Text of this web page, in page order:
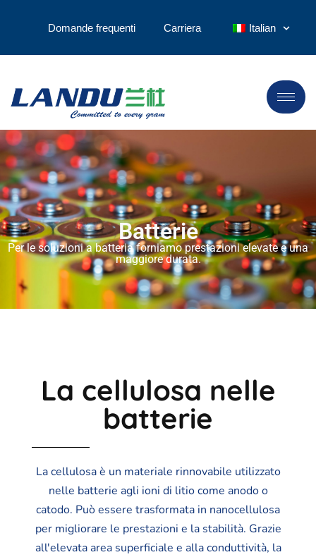
Domande frequenti Carriera Italian
Batterie
Per le soluzioni a batteria forniamo prestazioni elevate e una
maggiore durata.
La cellulosa nelle
batterie
La cellulosa è un materiale rinnovabile utilizzato
nelle batterie agli ioni di litio come anodo o
catodo. Può essere trasformata in nanocellulosa
per migliorare le prestazioni e la stabilità. Grazie
all'elevata area superficiale e alla conduttività, la